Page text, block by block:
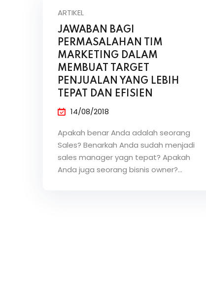
ARTIKEL
JAWABAN BAGI
PERMASALAHAN TIM
MARKETING DALAM
MEMBUAT TARGET
PENJUALAN YANG LEBIH
TEPAT DAN EFISIEN
14/08/2018
Apakah benar Anda adalah seorang
Sales? Benarkah Anda sudah menjadi
sales manager yagn tepat? Apakah
Anda juga seorang bisnis owner?…